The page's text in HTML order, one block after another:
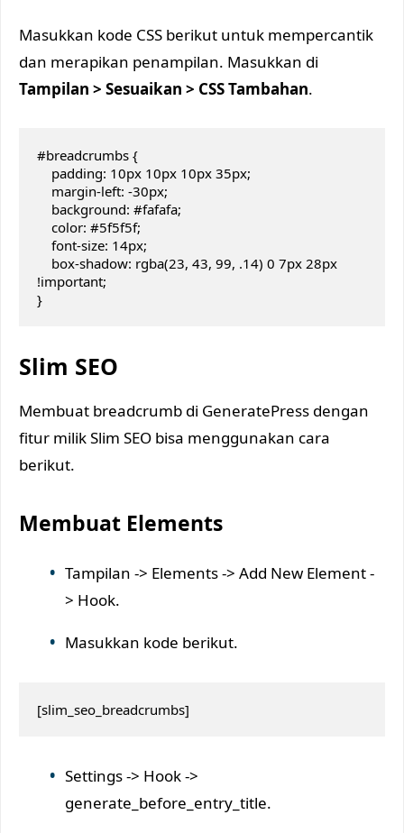
Masukkan kode CSS berikut untuk mempercantik
dan merapikan penampilan. Masukkan di
Tampilan > Sesuaikan > CSS Tambahan.
#breadcrumbs {
!important;
}
Slim SEO
Membuat breadcrumb di GeneratePress dengan
fitur milik Slim SEO bisa menggunakan cara
berikut.
Membuat Elements
Tampilan -> Elements -> Add New Element -
> Hook.
Masukkan kode berikut.
[slim_seo_breadcrumbs]
Settings -> Hook ->
generate_before_entry_title.